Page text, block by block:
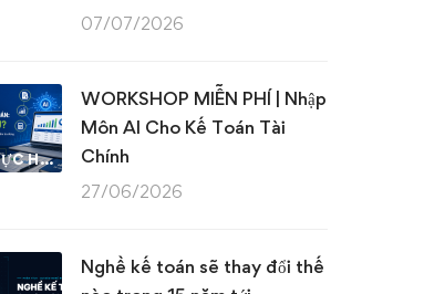
07/07/2026
AI THỰC HÀNH
WORKSHOP MIỄN PHÍ | Nhập
Môn AI Cho Kế Toán Tài
Chính
27/06/2026
Nghề kế toán sẽ thay đổi thế